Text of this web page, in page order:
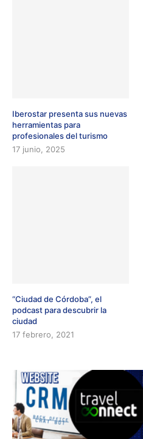
Iberostar presenta sus nuevas
herramientas para
profesionales del turismo
17 junio, 2025
“Ciudad de Córdoba”, el
podcast para descubrir la
ciudad
17 febrero, 2021